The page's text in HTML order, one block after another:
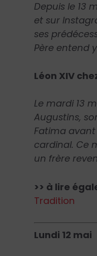
Depuis le 13
et sur
ses
Père entend
Léon XIV
Le mardi 13
Augustins,
Fatima
cardinal. Ce
un frère
>> à lire
Tradition
Lundi 12 mai